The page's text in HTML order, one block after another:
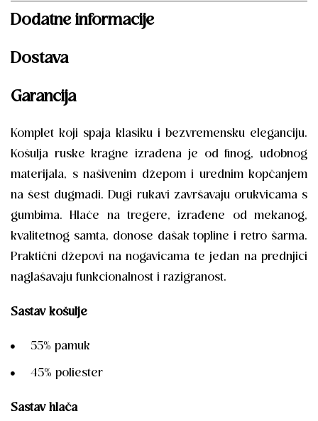
Dodatne informacije
Dostava
Garancija
Komplet koji spaja klasiku i bezvremensku eleganciju.
Košulja ruske kragne izrađena je od finog, udobnog
materijala, s našivenim džepom i urednim kopčanjem
na šest dugmadi. Dugi rukavi završavaju orukvicama s
gumbima. Hlače na tregere, izrađene od mekanog,
kvalitetnog samta, donose dašak topline i retro šarma.
Praktični džepovi na nogavicama te jedan na prednjici
naglašavaju funkcionalnost i razigranost.
Sastav košulje
55% pamuk
45% poliester
Sastav hlača